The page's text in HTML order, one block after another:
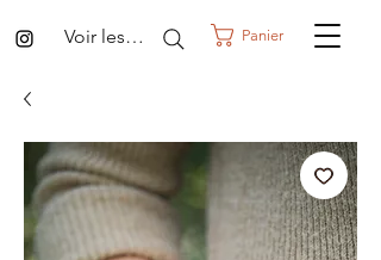
Panier
Voir les points